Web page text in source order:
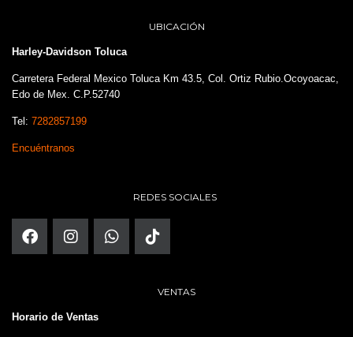
UBICACIÓN
Harley-Davidson Toluca
Carretera Federal Mexico Toluca Km 43.5, Col. Ortiz Rubio.Ocoyoacac,
Edo de Mex. C.P.52740
Tel: 7282857199
Encuéntranos
REDES SOCIALES
VENTAS
Horario de Ventas